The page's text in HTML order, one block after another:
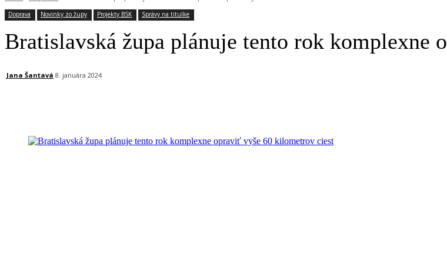
Doprava Novinky zo župy Projekty BSK Správy na titulke
Bratislavská župa plánuje tento rok
Jana Šantavá 8. januára 2024